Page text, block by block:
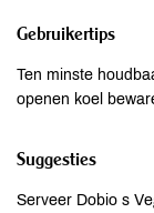
Gebruikertips
Ten minste
openen koel
Suggesties
Serveer Dobio s